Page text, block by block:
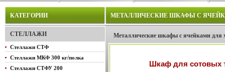
КАТЕГОРИИ
СТЕЛЛАЖИ
Стеллажи СТФ
Стеллажи МКФ 300 кг/полка
Стеллажи СТФУ 200
МЕТАЛЛИЧЕСКИЕ ШКАФЫ С
Металлические шкафы с ячейками для
Шкаф для сотовых